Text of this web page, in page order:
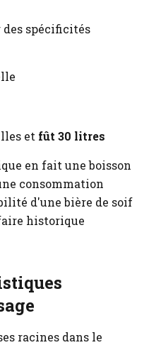
des spécificités
et fût 30 litres
en fait une boisson
consommation
d'une bière de soif
historique
racines dans le